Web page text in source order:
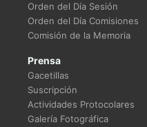
Orden del Día Sesión
Orden del Día Comisiones
Comisión de la Memoria
Prensa
Gacetillas
Suscripción
Actividades Protocolares
Galería Fotográfica